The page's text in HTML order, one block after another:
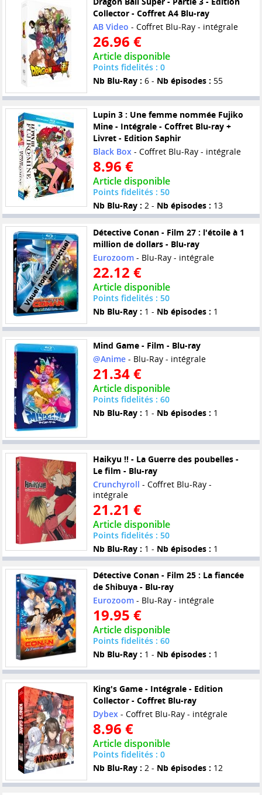
Collector - Coffret A4 Blu-ray
AB Video - Coffret Blu-Ray - intégrale
26.96 €
Article disponible
Points fidelités : 0
Nb Blu-Ray : 6 - Nb épisodes : 55
Lupin 3 : Une femme nommée Fujiko
Mine - Intégrale - Coffret Blu-ray +
Livret - Edition Saphir
Black Box- Coffret Blu-Ray - intégrale
8.96 €
Article disponible
Points fidelités : 50
Nb Blu-Ray : 2 - Nb épisodes : 13
Détective Conan - Film 27 : l'étoile à 1
million de dollars - Blu-ray
Eurozoom- Blu-Ray - intégrale
22.12 €
Article disponible
Points fidelités : 50
Nb Blu-Ray : 1 - Nb épisodes : 1
Mind Game - Film - Blu-ray
@Anime- Blu-Ray - intégrale
21.34 €
Article disponible
Points fidelités : 60
Nb Blu-Ray : 1 - Nb épisodes : 1
Haikyu !! - La Guerre des poubelles -
Le film - Blu-ray
Crunchyroll - Coffret Blu-Ray -
intégrale
21.21 €
Article disponible
Points fidelités : 50
Nb Blu-Ray : 1 - Nb épisodes : 1
Détective Conan - Film 25 : La fiancée
de Shibuya - Blu-ray
Eurozoom- Blu-Ray - intégrale
19.95 €
Article disponible
Points fidelités : 60
Nb Blu-Ray : 1 - Nb épisodes : 1
King's Game - Intégrale - Edition
Collector - Coffret Blu-ray
Dybex - Coffret Blu-Ray - intégrale
8.96 €
Article disponible
Points fidelités : 0
Nb Blu-Ray : 2 - Nb épisodes : 12